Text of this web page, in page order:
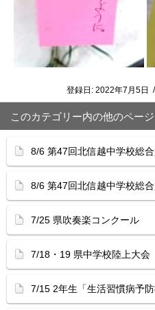
登録日: 2022年7月5日 /
このカテゴリー内の他のページ
8/6 第47回北信越中学校総
8/6 第47回北信越中学校総
7/25 県吹奏楽コンクール
7/18・19 県中学校陸上大会
7/15 2年生「生活習慣病予防